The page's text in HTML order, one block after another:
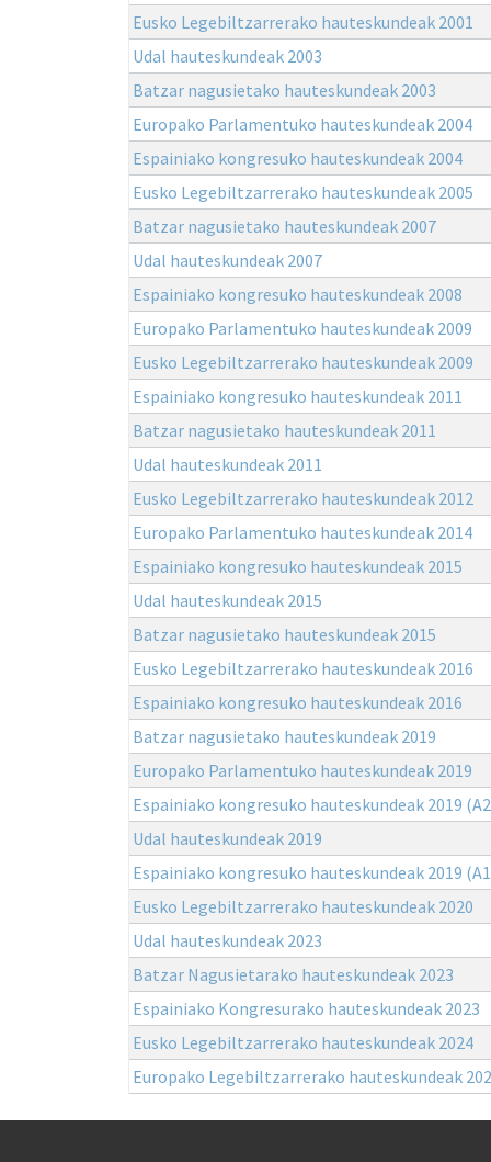
Eusko Legebiltzarrerako hauteskundeak 2001
Udal hauteskundeak 2003
Batzar nagusietako hauteskundeak 2003
Europako Parlamentuko hauteskundeak 2004
Espainiako kongresuko hauteskundeak 2004
Eusko Legebiltzarrerako hauteskundeak 2005
Batzar nagusietako hauteskundeak 2007
Udal hauteskundeak 2007
Espainiako kongresuko hauteskundeak 2008
Europako Parlamentuko hauteskundeak 2009
Eusko Legebiltzarrerako hauteskundeak 2009
Espainiako kongresuko hauteskundeak 2011
Batzar nagusietako hauteskundeak 2011
Udal hauteskundeak 2011
Eusko Legebiltzarrerako hauteskundeak 2012
Europako Parlamentuko hauteskundeak 2014
Espainiako kongresuko hauteskundeak 2015
Udal hauteskundeak 2015
Batzar nagusietako hauteskundeak 2015
Eusko Legebiltzarrerako hauteskundeak 2016
Espainiako kongresuko hauteskundeak 2016
Batzar nagusietako hauteskundeak 2019
Europako Parlamentuko hauteskundeak 2019
Espainiako kongresuko hauteskundeak 2019
Udal hauteskundeak 2019
Espainiako kongresuko hauteskundeak 2019
Eusko Legebiltzarrerako hauteskundeak 2020
Udal hauteskundeak 2023
Batzar Nagusietarako hauteskundeak 2023
Espainiako Kongresurako hauteskundeak 2023
Eusko Legebiltzarrerako hauteskundeak 2024
Europako Legebiltzarrerako hauteskundeak